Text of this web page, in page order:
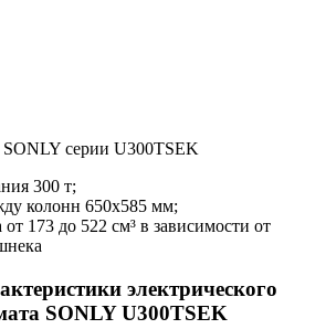
серии U300TSEK
300 т;
колонн 650х585 мм;
173 до 522 см³ в зависимости от
электрического
SONLY U300TSEK